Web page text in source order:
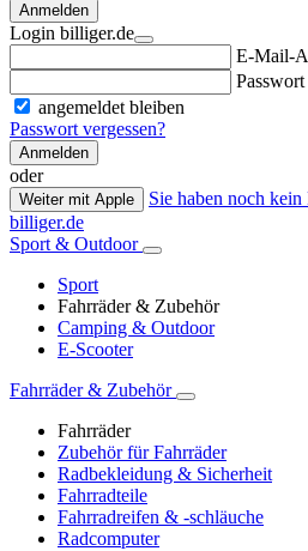
Anmelden
Login billiger.de
E-Mail-
Passwort
angemeldet bleiben
Passwort vergessen?
Anmelden
oder
Weiter mit Apple
Sie haben noch
billiger.de
Sport & Outdoor
Sport
Fahrräder & Zubehör
Camping & Outdoor
E-Scooter
Fahrräder & Zubehör
Fahrräder
Zubehör für Fahrräder
Radbekleidung & Sicherheit
Fahrradteile
Fahrradreifen & -schläuche
Radcomputer